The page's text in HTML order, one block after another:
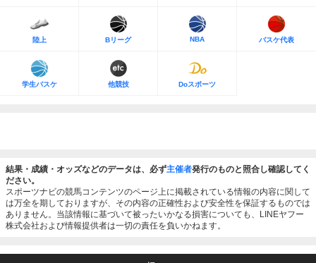
陸上 Bリーグ NBA バスケ代表
学生バスケ 他競技 Doスポーツ
結果・成績・オッズなどのデータは、必ず主催者発行のものと照合し確認してく
ださい。
スポーツナビの競馬コンテンツのページ上に掲載されている情報の内容に関して
は万全を期しておりますが、その内容の正確性および安全性を保証するものでは
ありません。当該情報に基づいて被ったいかなる損害についても、LINEヤフー
株式会社および情報提供者は一切の責任を負いかねます。